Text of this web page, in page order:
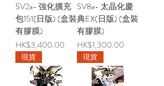
SV2a- 強化擴充
包151(日版) (盒裝
有膠膜)
價格
HK$3,400.00
SV8a- 太晶化慶
典EX(日版) (盒裝
有膠膜)
價格
HK$1,300.00
現貨 現貨